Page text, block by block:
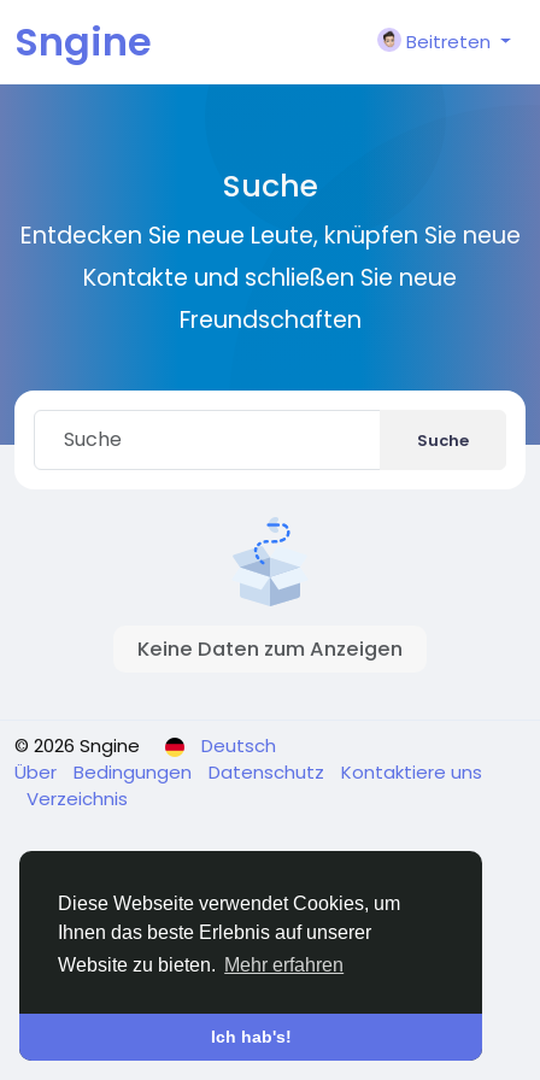
Diese Webseite verwendet Cookies, um
Ihnen das beste Erlebnis auf unserer
Website zu bieten. Mehr erfahren
Ich hab's!
Sngine Beitreten
Suche
Entdecken Sie neue Leute, knüpfen Sie neue
Kontakte und schließen Sie neue
Freundschaften
Suche
Keine Daten zum Anzeigen
© 2026 Sngine
Deutsch
Über
Bedingungen Datenschutz
Kontaktiere uns
Verzeichnis